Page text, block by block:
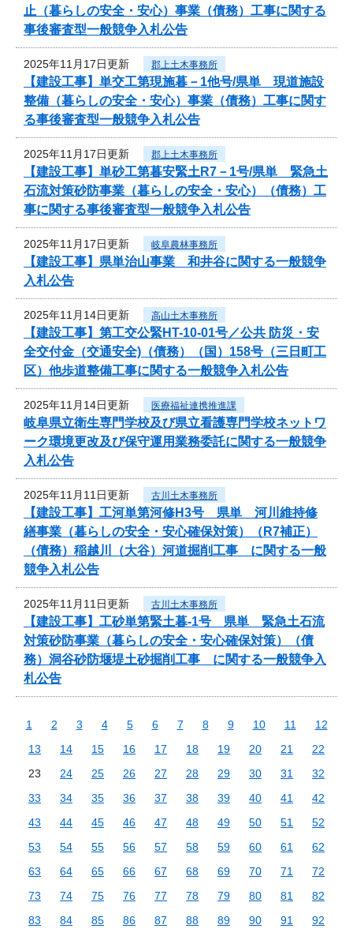
止（暮らしの安全・安心）事業（債務）工事に関する
事後審査型一般競争入札公告
2025年11月17日更新 郡上土木事務所
【建設工事】単交工第現施暮－1他号/県単 現道施設
整備（暮らしの安全・安心）事業（債務）工事に関す
る事後審査型一般競争入札公告
2025年11月17日更新 郡上土木事務所
【建設工事】単砂工第暮安緊土R7－1号/県単 緊急土
石流対策砂防事業（暮らしの安全・安心）（債務）工
事に関する事後審査型一般競争入札公告
2025年11月17日更新 岐阜農林事務所
【建設工事】県単治山事業 和井谷に関する一般競争
入札公告
2025年11月14日更新 高山土木事務所
【建設工事】第工交公緊HT-10-01号／公共 防災・安
全交付金（交通安全)（債務）（国）158号（三日町工
区）他歩道整備工事に関する一般競争入札公告
2025年11月14日更新 医療福祉連携推進課
岐阜県立衛生専門学校及び県立看護専門学校ネットワ
ーク環境更改及び保守運用業務委託に関する一般競争
入札公告
2025年11月11日更新 古川土木事務所
【建設工事】工河単第河修H3号 県単 河川維持修
繕事業（暮らしの安全・安心確保対策）（R7補正）
（債務）稲越川（大谷）河道掘削工事 に関する一般
競争入札公告
2025年11月11日更新 古川土木事務所
【建設工事】工砂単第緊土暮-1号 県単 緊急土石流
対策砂防事業（暮らしの安全・安心確保対策）（債
務）洞谷砂防堰堤土砂掘削工事 に関する一般競争入
札公告
1 2 3 4 5 6 7 8 9 10 11
12
13
14 15 16 17 18 19 20 21
22
23
24 25 26 27 28 29 30 31
32
33
34 35 36 37 38 39 40 41
42
43
44 45 46 47 48 49 50 51
52
53
54 55 56 57 58 59 60 61
62
63
64 65 66 67 68 69 70 71
72
73
74 75 76 77 78 79 80 81
82
83
84 85 86 87 88 89 90 91
92